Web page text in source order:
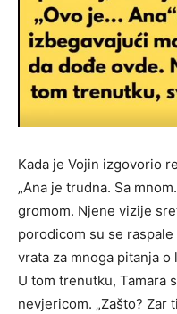
Kada je Vojin izgovorio
„Ana je trudna. Sa
gromom. Njene vizije
porodicom su se
vrata za mnoga pitanja
U tom trenutku, Tamara
nevjericom. „Zašto? Zar